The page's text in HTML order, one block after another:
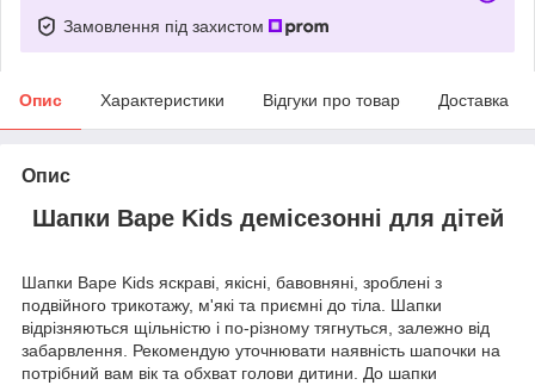
Замовлення під захистом
Опис Характеристики Відгуки про товар Доставка
Опис
Шапки Варе Kids демісезонні для дітей
Шапки Варе Kids яскраві, якісні, бавовняні, зроблені з
подвійного трикотажу, м'які та приємні до тіла. Шапки
відрізняються щільністю і по-різному тягнуться, залежно від
забарвлення. Рекомендую уточнювати наявність шапочки на
потрібний вам вік та обхват голови дитини. До шапки